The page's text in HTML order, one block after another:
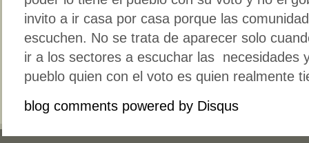
invito a ir casa por casa porque las
escuchen. No se trata de aparecer solo
ir a los sectores a escuchar las necesidades
pueblo quien con el voto es quien realmente
blog comments powered by Disqus